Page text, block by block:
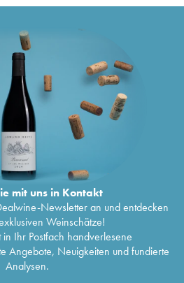
mit uns in Kontakt
Newsletter an und entdecken
Weinschätze!
in Ihr Postfach handverlesene
Angebote, Neuigkeiten und fundierte
Analysen.